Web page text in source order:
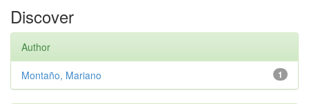
Discover
Author
1
Montaño, Mariano